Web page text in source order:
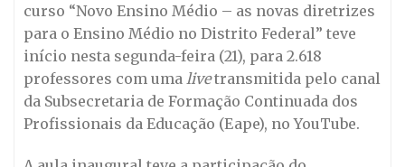
curso “Novo Ensino Médio – as novas diretrizes
para o Ensino Médio no Distrito Federal” teve
início nesta segunda-feira (21), para 2.618
professores com uma livetransmitida pelo canal
da Subsecretaria de Formação Continuada dos
Profissionais da Educação (Eape), no YouTube.